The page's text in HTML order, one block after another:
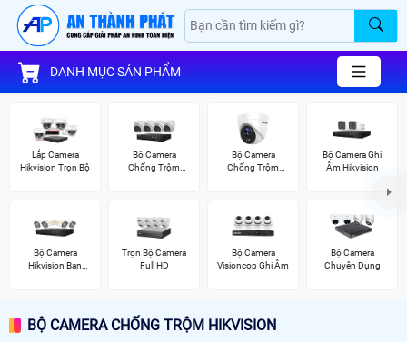
DANH MỤC SẢN PHẨM
Lắp Camera
Hikvision Trọn Bộ
Bô Camera
Chống Trộm
Bộ Camera
Chống Trộm
Bộ Camera Ghi
Âm Hikvision
Bộ Camera
Hikvision Ban
Trọn Bộ Camera
Full HD
Bộ Camera
Visioncop Ghi Âm
Bộ Camera
Chuyên Dụng
BỘ CAMERA CHỐNG TRỘM HIKVISION